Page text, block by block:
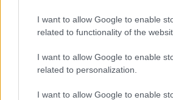
I want to allow Google to enable
related to functionality of the
I want to allow Google to enable
related to personalization.
I want to allow Google to enable
Saznaj više